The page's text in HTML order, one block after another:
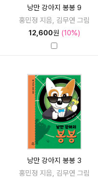
낭만 강아지 봉봉 9
홍민정 지음, 김무연 그림
12,600원 (10%)
낭만 강아지 봉봉 3
홍민정 지음, 김무연 그림